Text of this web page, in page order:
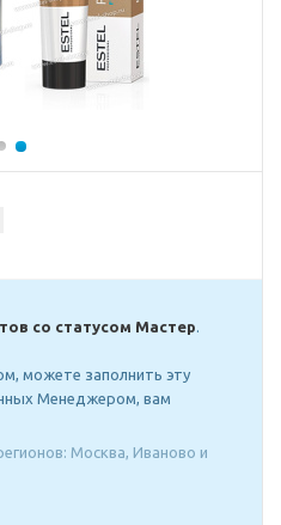
со статусом Мастер.
можете заполнить эту
Менеджером, вам
Москва, Иваново и